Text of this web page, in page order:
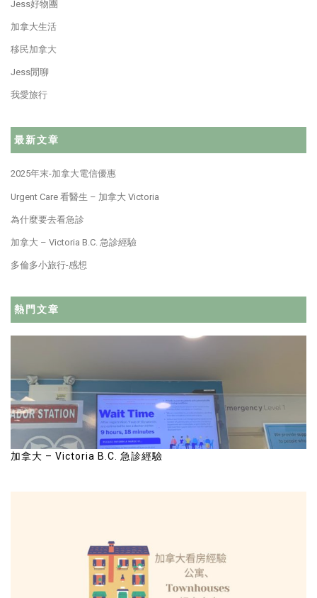
Jess好物團
加拿大生活
移民加拿大
Jess閒聊
我愛旅行
最新文章
2025年末-加拿大電信優惠
Urgent Care 看醫生 – 加拿大 Victoria
為什麼要去看急診
加拿大 – Victoria B.C. 急診經驗
多倫多小旅行-感想
熱門文章
加拿大 – Victoria B.C. 急診經驗